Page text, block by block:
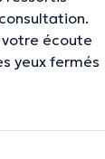
écoute
yeux fermés